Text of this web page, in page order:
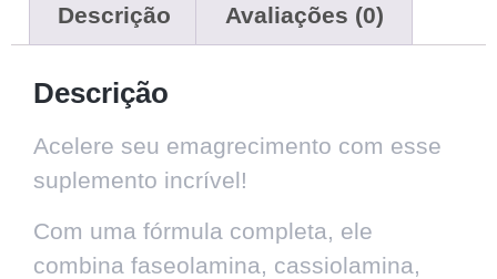
Descrição Avaliações (0)
Descrição
Acelere seu emagrecimento com esse
suplemento incrível!
Com uma fórmula completa, ele
combina faseolamina, cassiolamina,